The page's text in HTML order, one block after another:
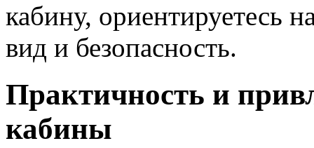
кабину, ориентируетесь
вид и безопасность.
Практичность и
кабины